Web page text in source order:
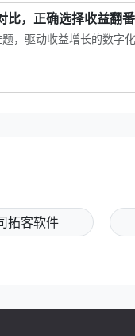
，正确选择收益翻番
，驱动收益增长的数字
拓客软件